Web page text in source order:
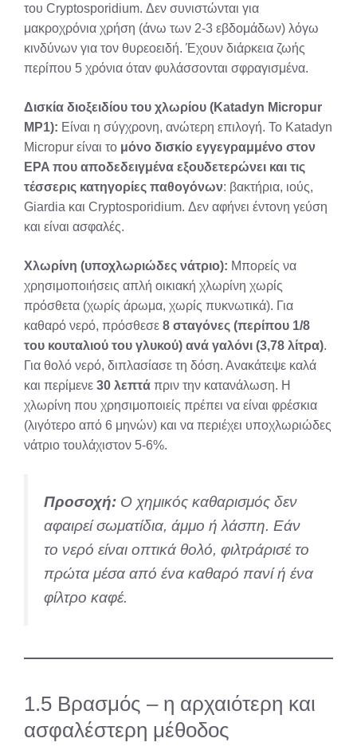
του Cryptosporidium. Δεν συνιστώνται για
μακροχρόνια χρήση (άνω των 2-3 εβδομάδων) λόγω
κινδύνων για τον θυρεοειδή. Έχουν διάρκεια ζωής
περίπου 5 χρόνια όταν φυλάσσονται σφραγισμένα.
Δισκία διοξειδίου του χλωρίου (Katadyn Micropur
MP1): Είναι η σύγχρονη, ανώτερη επιλογή. Το Katadyn
Micropur είναι το μόνο δισκίο εγγεγραμμένο στον
EPA που αποδεδειγμένα εξουδετερώνει και τις
τέσσερις κατηγορίες παθογόνων: βακτήρια, ιούς,
Giardia και Cryptosporidium. Δεν αφήνει έντονη γεύση
και είναι ασφαλές.
Χλωρίνη (υποχλωριώδες νάτριο): Μπορείς να
χρησιμοποιήσεις απλή οικιακή χλωρίνη χωρίς
πρόσθετα (χωρίς άρωμα, χωρίς πυκνωτικά). Για
καθαρό νερό, πρόσθεσε 8 σταγόνες (περίπου 1/8
του κουταλιού του γλυκού) ανά γαλόνι (3,78 λίτρα).
Για θολό νερό, διπλασίασε τη δόση. Ανακάτεψε καλά
και περίμενε 30 λεπτά πριν την κατανάλωση. Η
χλωρίνη που χρησιμοποιείς πρέπει να είναι φρέσκια
(λιγότερο από 6 μηνών) και να περιέχει υποχλωριώδες
νάτριο τουλάχιστον 5-6%.
Προσοχή: Ο χημικός καθαρισμός δεν
αφαιρεί σωματίδια, άμμο ή λάσπη. Εάν
το νερό είναι οπτικά θολό, φιλτράρισέ το
πρώτα μέσα από ένα καθαρό πανί ή ένα
φίλτρο καφέ.
1.5 Βρασμός – η αρχαιότερη και
ασφαλέστερη μέθοδος